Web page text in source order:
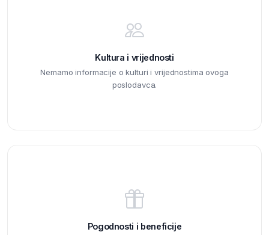
Kultura i vrijednosti
Nemamo informacije o kulturi i vrijednostima ovoga
poslodavca.
Pogodnosti i beneficije